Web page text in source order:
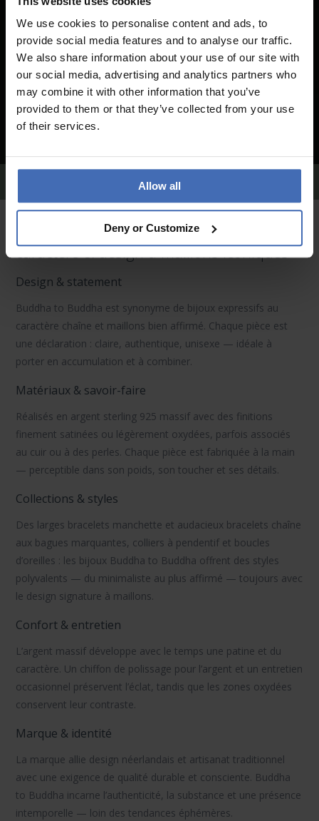
We use cookies to personalise content and ads, to
provide social media features and to analyse our traffic.
We also share information about your use of our site with
our social media, advertising and analytics partners who
may combine it with other information that you’ve
provided to them or that they’ve collected from your use
of their services.
Allow all
Deny or Customize
Boucles d'oreilles Buddha to Buddha
Bijoux Buddha to Buddha – Artisanat,
caractère & design à maillons iconiques
Design & statement
Buddha to Buddha est synonyme de bijoux expressifs au
caractère chaîne et maillons bien affirmé. Chaque pièce est
une déclaration : claire, authentique, unisexe — idéale à
porter en accumulation et à combiner.
Matériaux & savoir-faire
Réalisés en argent sterling 925 massif avec des finitions
finement satinées ou légèrement oxydées, parfois associés
au cuir ou à des perles. Chaque pièce est fabriquée à la main
— perceptible dans son poids, son toucher et ses détails.
Collections & styles
Des larges bracelets manchette et audacieux bracelets chaîne
aux bagues marquantes, colliers à pendentif et boucles
d’oreilles : les bijoux Buddha to Buddha offrent des styles
polyvalents — du minimaliste au plus affirmé — toujours avec
le design signature à maillons.
Confort & entretien
L’argent massif développe avec le temps une patine et du
caractère. Un chiffon de polissage pour l’argent et un entretien
occasionnel préservent l’éclat, tandis que les zones oxydées
conservent leur contraste.
Marque & identité
La marque allie design néerlandais et artisanat traditionnel
avec une exigence de qualité durable et consciente. Buddha
to Buddha incarne l’authenticité, la substance et une présence
intemporelle — loin des tendances éphémères.